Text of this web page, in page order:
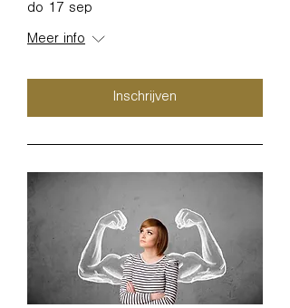
do 17 sep
Meer info
Inschrijven